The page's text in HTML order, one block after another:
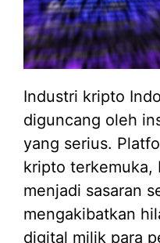
Industri kripto
diguncang oleh
yang serius.
kripto terkemuka,
menjadi sasaran
mengakibatkan
digital milik para